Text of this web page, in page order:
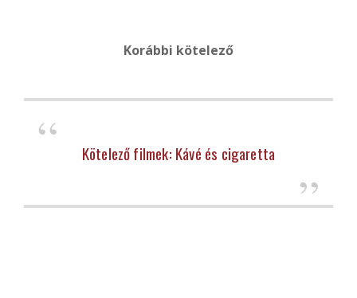
Korábbi kötelező
Kötelező filmek: Kávé és cigaretta